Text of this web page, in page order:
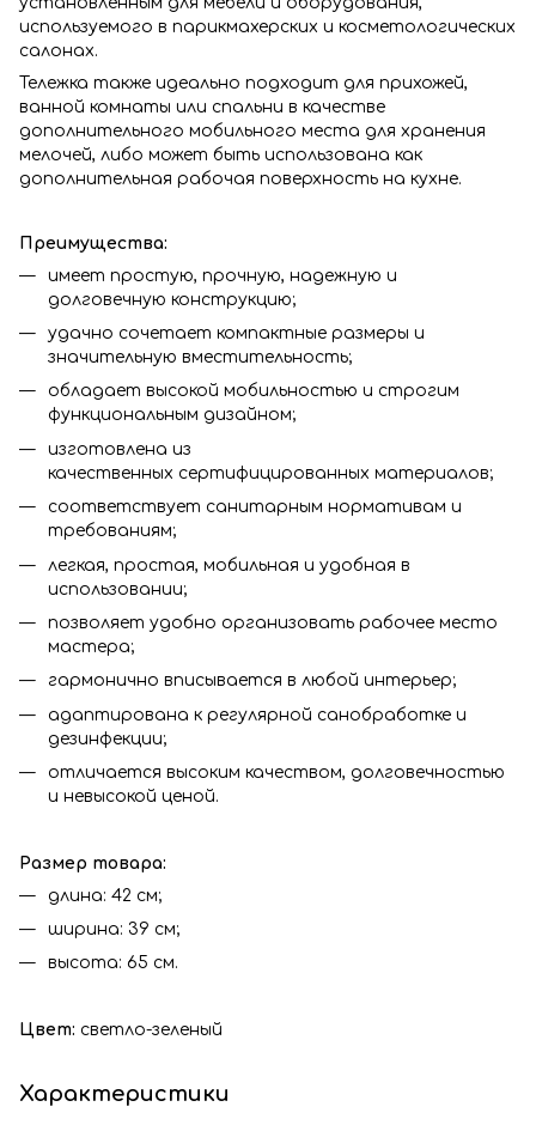
используемого в парикмахерских и косметологических
салонах.
Тележка также идеально подходит для прихожей,
ванной комнаты или спальни в качестве
дополнительного мобильного места для хранения
мелочей, либо может быть использована как
дополнительная рабочая поверхность на кухне.
Преимущества:
имеет простую, прочную, надежную и
долговечную конструкцию;
удачно сочетает компактные размеры и
значительную вместительность;
обладает высокой мобильностью и строгим
функциональным дизайном;
изготовлена из
качественных сертифицированных материалов;
соответствует санитарным нормативам и
требованиям;
легкая, простая, мобильная и удобная в
использовании;
позволяет удобно организовать рабочее место
мастера;
гармонично вписывается в любой интерьер;
адаптирована к регулярной санобработке и
дезинфекции;
отличается высоким качеством, долговечностью
и невысокой ценой.
Размер товара:
длина: 42 см;
ширина: 39 см;
высота: 65 см.
Цвет: светло-зеленый
Характеристики